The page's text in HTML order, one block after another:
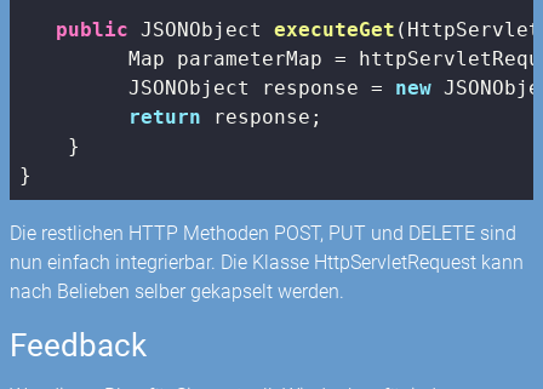
public JSONObject executeGet
Map parameterMap =
         JSONObject response =
new
return response;
    }
Die restlichen HTTP Methoden POST, PUT und DELETE sind
nun einfach integrierbar. Die Klasse HttpServletRequest kann
nach Belieben selber gekapselt werden.
Feedback